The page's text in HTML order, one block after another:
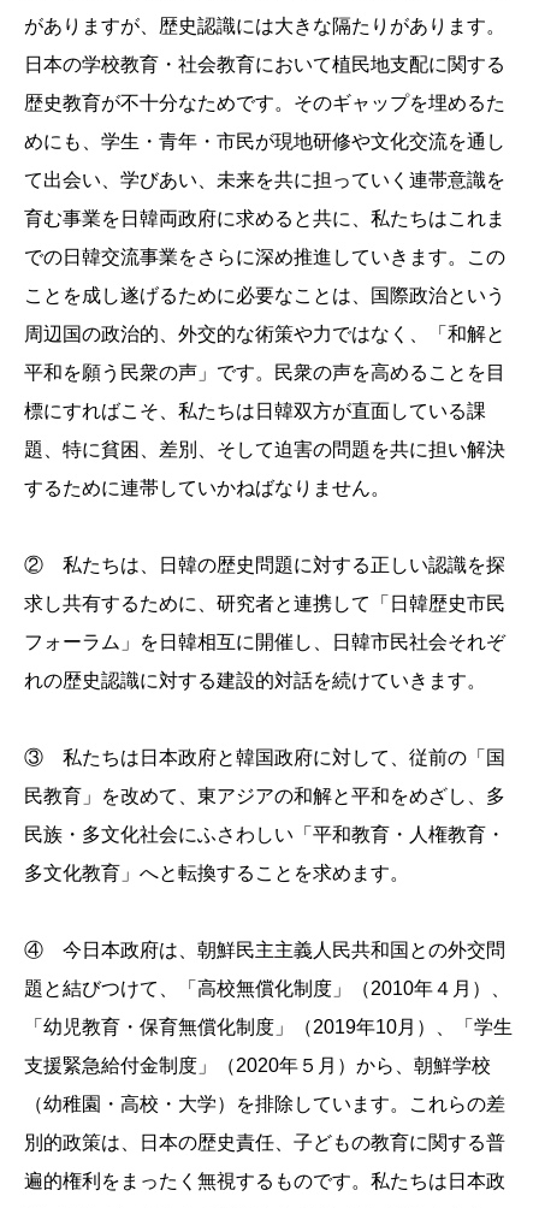
がありますが、歴史認識には大きな隔たりがあります。
日本の学校教育・社会教育において植民地支配に関する
歴史教育が不十分なためです。そのギャップを埋めるた
めにも、学生・青年・市民が現地研修や文化交流を通し
て出会い、学びあい、未来を共に担っていく連帯意識を
育む事業を日韓両政府に求めると共に、私たちはこれま
での日韓交流事業をさらに深め推進していきます。この
ことを成し遂げるために必要なことは、国際政治という
周辺国の政治的、外交的な術策や力ではなく、「和解と
平和を願う民衆の声」です。民衆の声を高めることを目
標にすればこそ、私たちは日韓双方が直面している課
題、特に貧困、差別、そして迫害の問題を共に担い解決
するために連帯していかねばなりません。
② 私たちは、日韓の歴史問題に対する正しい認識を探
求し共有するために、研究者と連携して「日韓歴史市民
フォーラム」を日韓相互に開催し、日韓市民社会それぞ
れの歴史認識に対する建設的対話を続けていきます。
③ 私たちは日本政府と韓国政府に対して、従前の「国
民教育」を改めて、東アジアの和解と平和をめざし、多
民族・多文化社会にふさわしい「平和教育・人権教育・
多文化教育」へと転換することを求めます。
④ 今日本政府は、朝鮮民主主義人民共和国との外交問
題と結びつけて、「高校無償化制度」（2010年４月）、
「幼児教育・保育無償化制度」（2019年10月）、「学生
支援緊急給付金制度」（2020年５月）から、朝鮮学校
（幼稚園・高校・大学）を排除しています。これらの差
別的政策は、日本の歴史責任、子どもの教育に関する普
遍的権利をまったく無視するものです。私たちは日本政